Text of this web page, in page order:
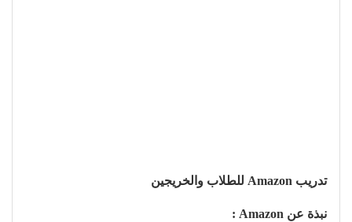
تدريب Amazon للطلاب والخريجين
نبذة عن Amazon :